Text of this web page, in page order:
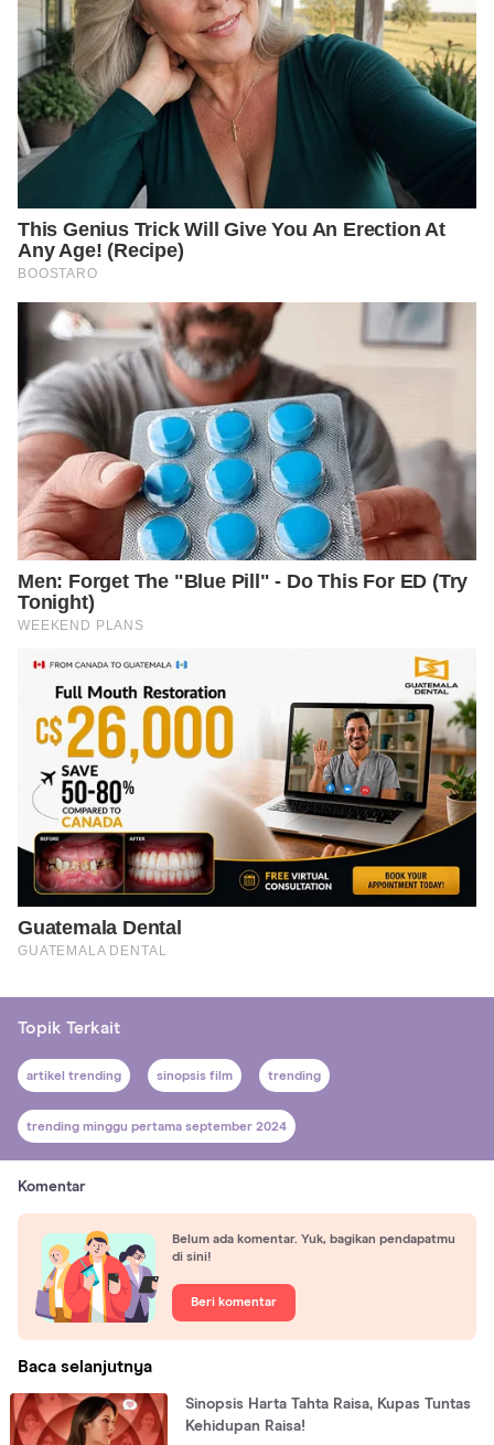
Topik Terkait
artikel trending sinopsis film trending
trending minggu pertama september 2024
Komentar
Belum ada komentar. Yuk, bagikan pendapatmu
di sini!
Beri komentar
Baca selanjutnya
Sinopsis Harta Tahta Raisa, Kupas Tuntas
Kehidupan Raisa!